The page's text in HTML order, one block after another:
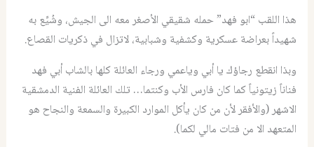
هذا اللقب “ابو فهد” حمله شقيقي الأصغر معه الى الجيش، وشُيِّع به
شهيداً بعراضة عسكرية وكشفية وشبابية، لاتزال في ذكريات القصاع.
وبذا انقطع رجاؤك يا أبي وياعمي ورجاء العائلة كلها بالشاب أبي فهد
فناناً زيتونياً كما كان فارس الأب وكنتما… تلك العائلة الفنية الدمشقية
الاشهر (والأفقر لأن من كان يأكل الموارد الكبيرة والسمعة والنجاح هو
المتعهد الا من فتات مالي لكما).